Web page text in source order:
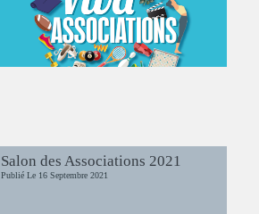
Salon des Associations 2021
Publié Le 16 Septembre 2021